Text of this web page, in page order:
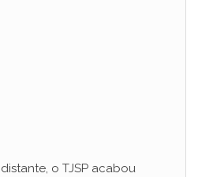
o TJSP acabou